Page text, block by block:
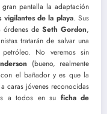
pantalla la adaptación
vigilantes de la playa. Sus
órdenes deSeth Gordon,
tratarán de salvar una
No veremos sin
(bueno, realmente
el bañador y es que la
caras jóvenes reconocidas
a todos en su ficha de